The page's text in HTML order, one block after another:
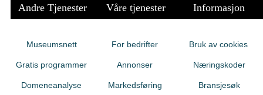
Andre Tjenester Våre tjenester Informasjon
Museumsnett
Gratis programmer
Domeneanalyse
For bedrifter
Annonser
Markedsføring
Bruk av cookies
Næringskoder
Bransjesøk